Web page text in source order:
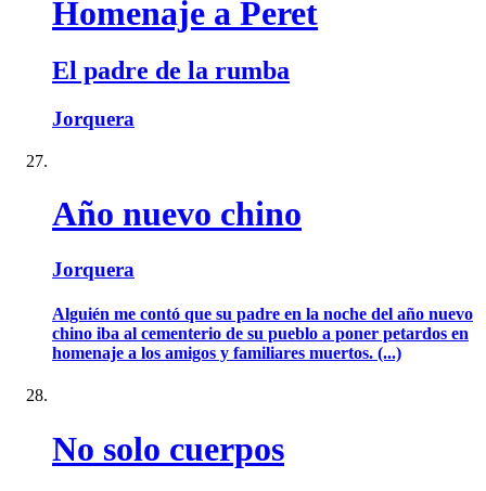
Homenaje a Peret
El padre de la rumba
Jorquera
Año nuevo chino
Jorquera
Alguién me contó que su padre en la noche del año nuevo
chino iba al cementerio de su pueblo a poner petardos en
homenaje a los amigos y familiares muertos. (...)
No solo cuerpos